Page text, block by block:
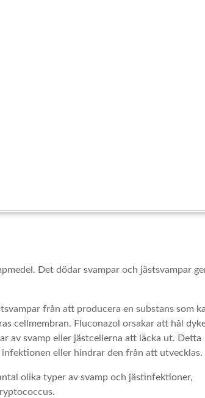
Det dödar svampar och jästsvampar
från att producera en substans som
cellmembran. Fluconazol orsakar att hål
av svamp eller jästcellerna att läcka ut. Detta
eller hindrar den från att utvecklas.
olika typer av svamp och jästinfektioner,